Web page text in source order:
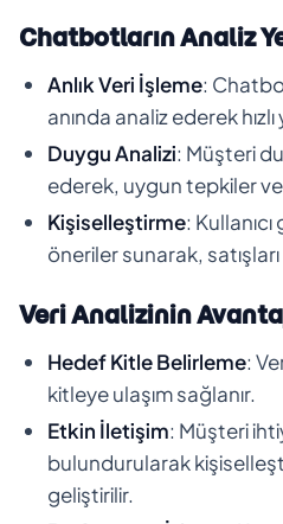
Chatbotların Analiz
Anlık Veri İşleme:
anında analiz ederek
Duygu Analizi: Müşteri
ederek, uygun tepkiler
Kişiselleştirme:
öneriler sunarak, satışları
Veri Analizinin
Hedef Kitle Belirleme:
kitleye ulaşım sağlanır.
Etkin İletişim: Müşteri
bulundurularak
geliştirilir.